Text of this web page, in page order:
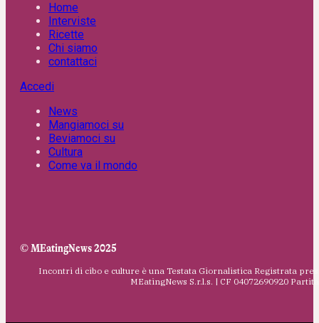
Home
Interviste
Ricette
Chi siamo
contattaci
Accedi
News
Mangiamoci su
Beviamoci su
Cultura
Come va il mondo
© MEatingNews 2025
Incontri di cibo e culture è una Testata Giornalistica Registrata
MEatingNews S.r.l.s. | CF 04072690920